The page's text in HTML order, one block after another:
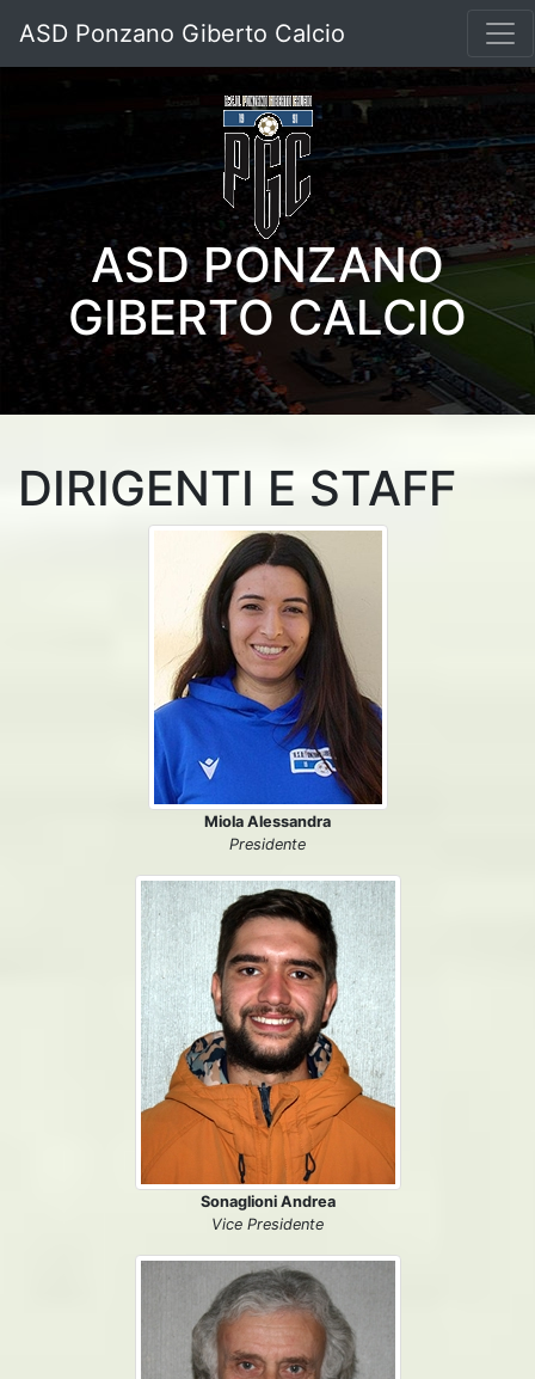
ASD Ponzano Giberto Calcio
ASD PONZANO
GIBERTO CALCIO
DIRIGENTI E STAFF
Miola Alessandra
Presidente
Sonaglioni Andrea
Vice Presidente